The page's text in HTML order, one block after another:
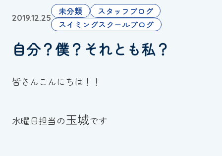
団体会員募集
保護者の方へ
採用情報
2019.12.25
未分類
スタッフブログ
スイミングスクールブログ
自分？僕？それとも私？
皆さんこんにちは！！
水曜日担当の玉城です